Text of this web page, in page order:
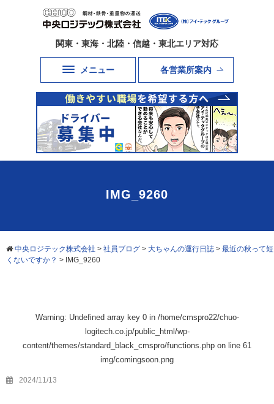
関東・東海・北陸・信越・東北エリア対応
メニュー 各営業所案内
IMG_9260
中央ロジテック株式会社 > 社員ブログ > 大ちゃんの運行日誌 > 最近の秋って短
くないですか？ > IMG_9260
Warning: Undefined array key 0 in /home/cmspro22/chuo-
logitech.co.jp/public_html/wp-
content/themes/standard_black_cmspro/functions.php on line 61
img/comingsoon.png
2024/11/13